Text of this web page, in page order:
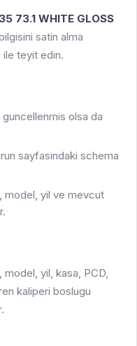
73.1 WHITE GLOSS
satin alma
ile teyit edin.
olsa da
sayfasindaki schema
model, yil ve mevcut
model, yil, kasa, PCD,
kaliperi boslugu